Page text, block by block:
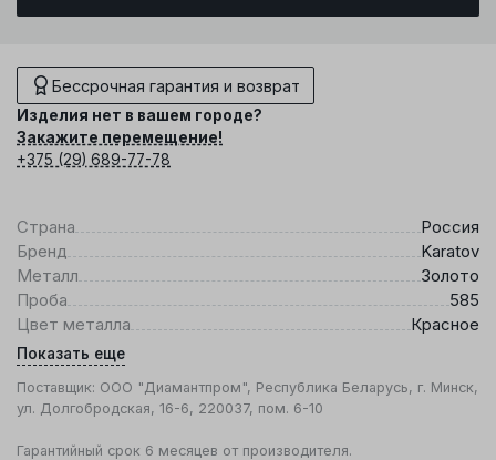
Бессрочная гарантия и возврат
Изделия нет в вашем городе?
Закажите перемещение!
+375 (29) 689-77-78
Страна
Россия
Бренд
Karatov
Металл
Золото
Проба
585
Цвет металла
Красное
Показать еще
Поставщик: ООО "Диамантпром", Республика Беларусь, г. Минск,
ул. Долгобродская, 16-6, 220037, пом. 6-10
Гарантийный срок 6 месяцев от производителя.